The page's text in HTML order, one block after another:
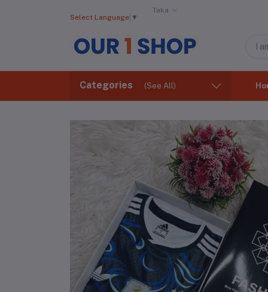
Select Language ▼
Taka
Categories (See All)